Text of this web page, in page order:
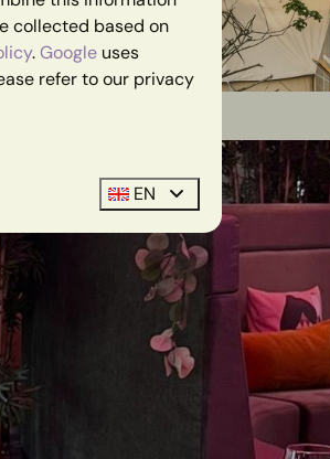
collected based on
.Google uses
refer to our privacy
EN